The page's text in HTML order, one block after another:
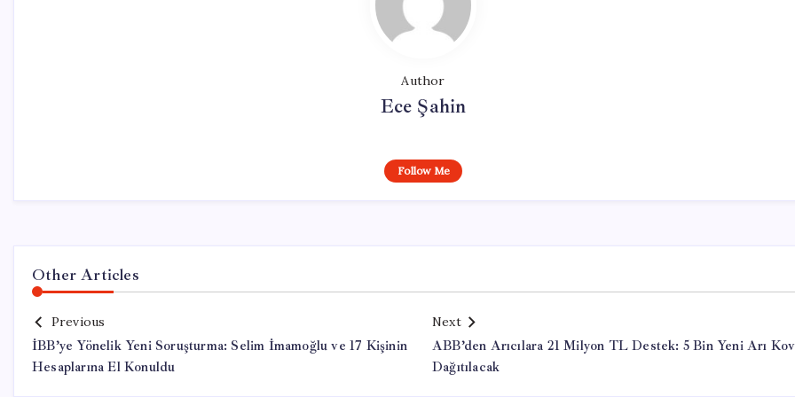
Author
Ece Şahin
Follow Me
Other Articles
Previous
İBB’ye Yönelik Yeni Soruşturma: Selim İmamoğlu ve 17 Kişinin
Hesaplarına El Konuldu
Next
ABB’den Arıcılara 21 Milyon TL Destek: 5 Bin Yeni Arı
Dağıtılacak